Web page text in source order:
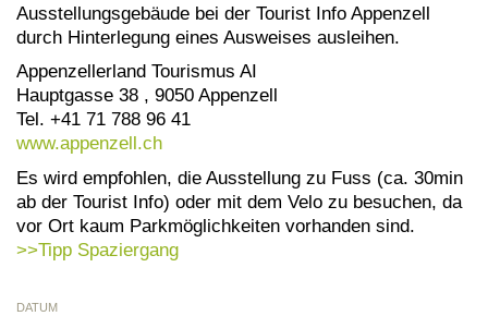
Ausstellungsgebäude bei der Tourist Info Appenzell
durch Hinterlegung eines Ausweises ausleihen.
Appenzellerland Tourismus AI
Hauptgasse 38 , 9050 Appenzell
Tel. +41 71 788 96 41
www.appenzell.ch
Es wird empfohlen, die Ausstellung zu Fuss (ca. 30min
ab der Tourist Info) oder mit dem Velo zu besuchen, da
vor Ort kaum Parkmöglichkeiten vorhanden sind.
>>Tipp Spaziergang
DATUM